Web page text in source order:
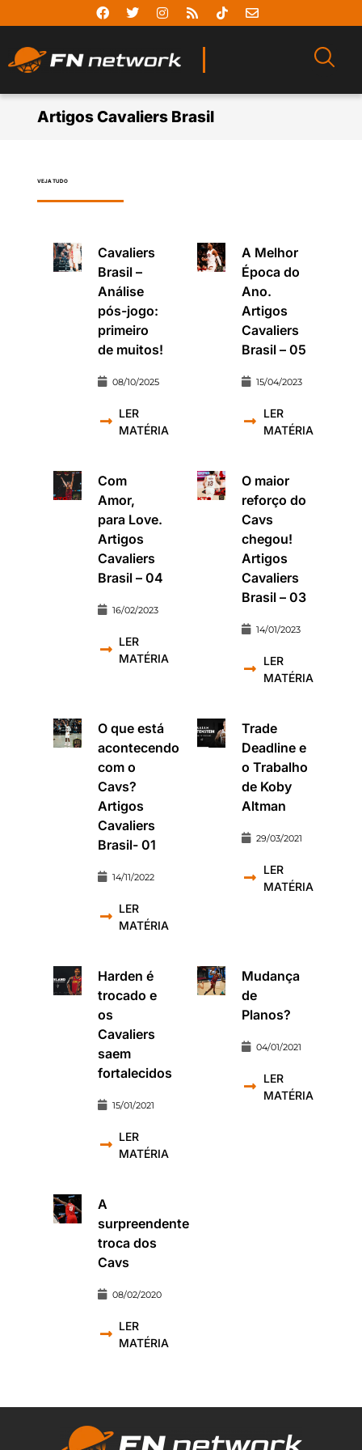
Artigos Cavaliers Brasil
VEJA TUDO
Cavaliers
Brasil –
Análise
pós-jogo:
primeiro
de muitos!
08/10/2025
LER
MATÉRIA
A Melhor
Época do
Ano.
Artigos
Cavaliers
Brasil – 05
15/04/2023
LER
MATÉRIA
Com
Amor,
para Love.
Artigos
Cavaliers
Brasil – 04
16/02/2023
LER
MATÉRIA
O maior
reforço do
Cavs
chegou!
Artigos
Cavaliers
Brasil – 03
14/01/2023
LER
MATÉRIA
O que está
acontecendo
com o
Cavs?
Artigos
Cavaliers
Brasil- 01
14/11/2022
LER
MATÉRIA
Trade
Deadline e
o Trabalho
de Koby
Altman
29/03/2021
LER
MATÉRIA
Harden é
trocado e
os
Cavaliers
saem
fortalecidos
15/01/2021
LER
MATÉRIA
Mudança
de
Planos?
04/01/2021
LER
MATÉRIA
A
surpreendente
troca dos
Cavs
08/02/2020
LER
MATÉRIA